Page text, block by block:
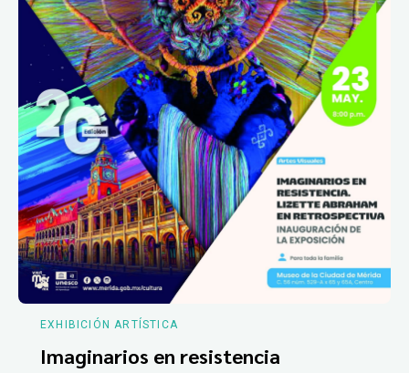
EXHIBICIÓN ARTÍSTICA
Imaginarios en resistencia